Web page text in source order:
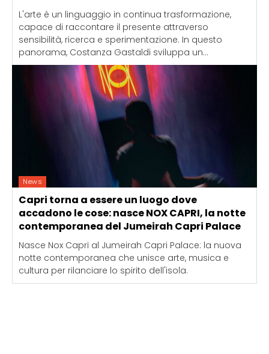
L'arte è un linguaggio in continua trasformazione,
capace di raccontare il presente attraverso
sensibilità, ricerca e sperimentazione. In questo
panorama, Costanza Gastaldi sviluppa un...
News
Capri torna a essere un luogo dove
accadono le cose: nasce NOX CAPRI, la notte
contemporanea del Jumeirah Capri Palace
Nasce Nox Capri al Jumeirah Capri Palace: la nuova
notte contemporanea che unisce arte, musica e
cultura per rilanciare lo spirito dell'isola.